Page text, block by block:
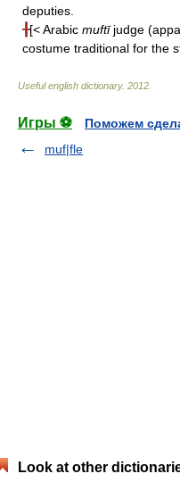
deputies.
╂[< Arabic muftījudge
costume traditional for the
Useful english dictionary. 2012
Игры ⚽
Поможем
muf|fle
Look at other